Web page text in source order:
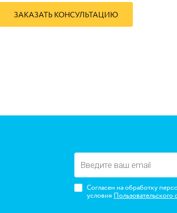
ЗАКАЗАТЬ КОНСУЛЬТАЦИЮ
Согласен на обработку
условия Пользовательского